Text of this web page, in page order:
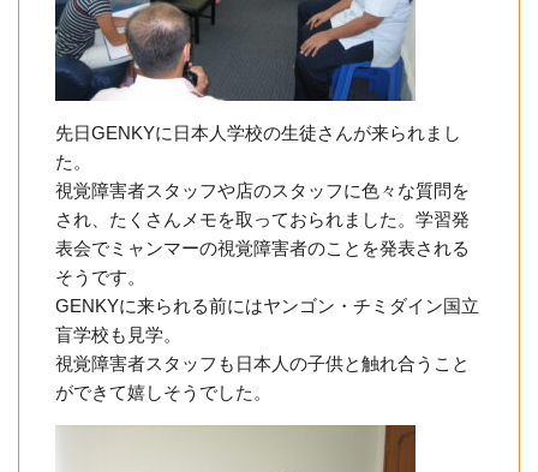
先日GENKYに日本人学校の生徒さんが来られまし
た。
視覚障害者スタッフや店のスタッフに色々な質問を
され、たくさんメモを取っておられました。学習発
表会でミャンマーの視覚障害者のことを発表される
そうです。
GENKYに来られる前にはヤンゴン・チミダイン国立
盲学校も見学。
視覚障害者スタッフも日本人の子供と触れ合うこと
ができて嬉しそうでした。